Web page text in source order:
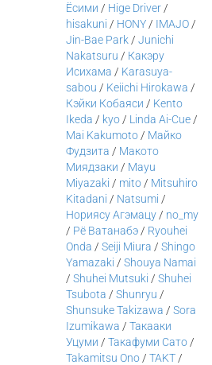
Ёсими / Hige Driver /
hisakuni / HONY / IMAJO /
Jin-Bae Park /Junichi
Nakatsuru / Какэру
Исихама / Karasuya-
sabou / Keiichi Hirokawa /
Кэйки Кобаяси / Kento
Ikeda / kyo / Linda Ai-Cue /
Mai Kakumoto / Майко
Фудзита / Макото
Миядзаки / Mayu
Miyazaki / mito / Mitsuhiro
Kitadani / Natsumi /
Нориясу Агэмацу / no_my
/ Рё Ватанабэ / Ryouhei
Onda /Seiji Miura /Shingo
Yamazaki /Shouya Namai
/Shuhei Mutsuki /Shuhei
Tsubota /Shunryu /
Shunsuke Takizawa /Sora
Izumikawa /Такааки
Уцуми /Такафуми Сато /
Takamitsu Ono /TAKT /